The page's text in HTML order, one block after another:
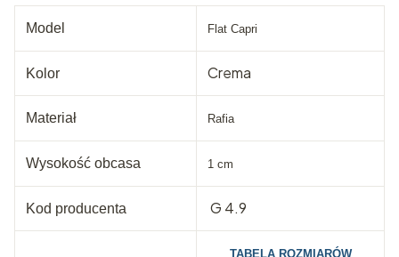
Model Flat Capri
Kolor Crema
Materiał Rafia
Wysokość obcasa 1 cm
Kod producenta G 4.9
TABELA ROZMIARÓW